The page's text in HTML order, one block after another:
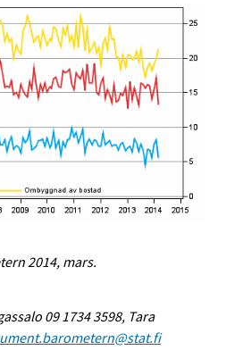
2014, mars.
09 1734 3598, Tara